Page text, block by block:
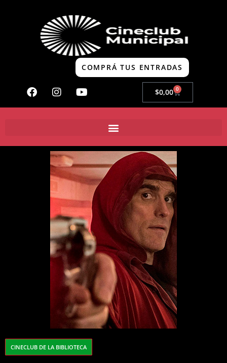
COMPRÁ TUS ENTRADAS
$0,00 0
CINECLUB DE LA BIBLIOTECA